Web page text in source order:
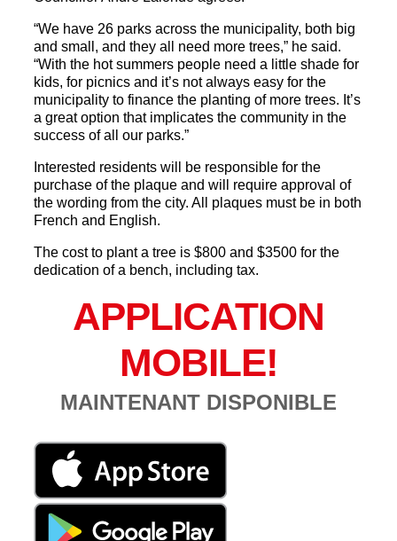
“We have 26 parks across the municipality, both big
and small, and they all need more trees,” he said.
“With the hot summers people need a little shade for
kids, for picnics and it’s not always easy for the
municipality to finance the planting of more trees. It’s
a great option that implicates the community in the
success of all our parks.”
Interested residents will be responsible for the
purchase of the plaque and will require approval of
the wording from the city. All plaques must be in both
French and English.
The cost to plant a tree is $800 and $3500 for the
dedication of a bench, including tax.
APPLICATION
MOBILE!
MAINTENANT DISPONIBLE